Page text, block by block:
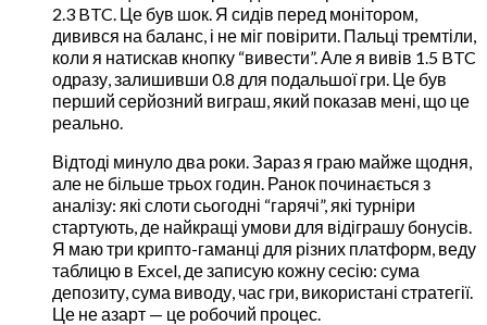
2.3 BTC. Це був шок. Я сидів перед монітором,
дивився на баланс, і не міг повірити. Пальці тремтіли,
коли я натискав кнопку “вивести”. Але я вивів 1.5 BTC
одразу, залишивши 0.8 для подальшої гри. Це був
перший серйозний виграш, який показав мені, що це
реально.
Відтоді минуло два роки. Зараз я граю майже щодня,
але не більше трьох годин. Ранок починається з
аналізу: які слоти сьогодні “гарячі”, які турніри
стартують, де найкращі умови для відіграшу бонусів.
Я маю три крипто-гаманці для різних платформ, веду
таблицю в Excel, де записую кожну сесію: сума
депозиту, сума виводу, час гри, використані стратегії.
Це не азарт — це робочий процес.